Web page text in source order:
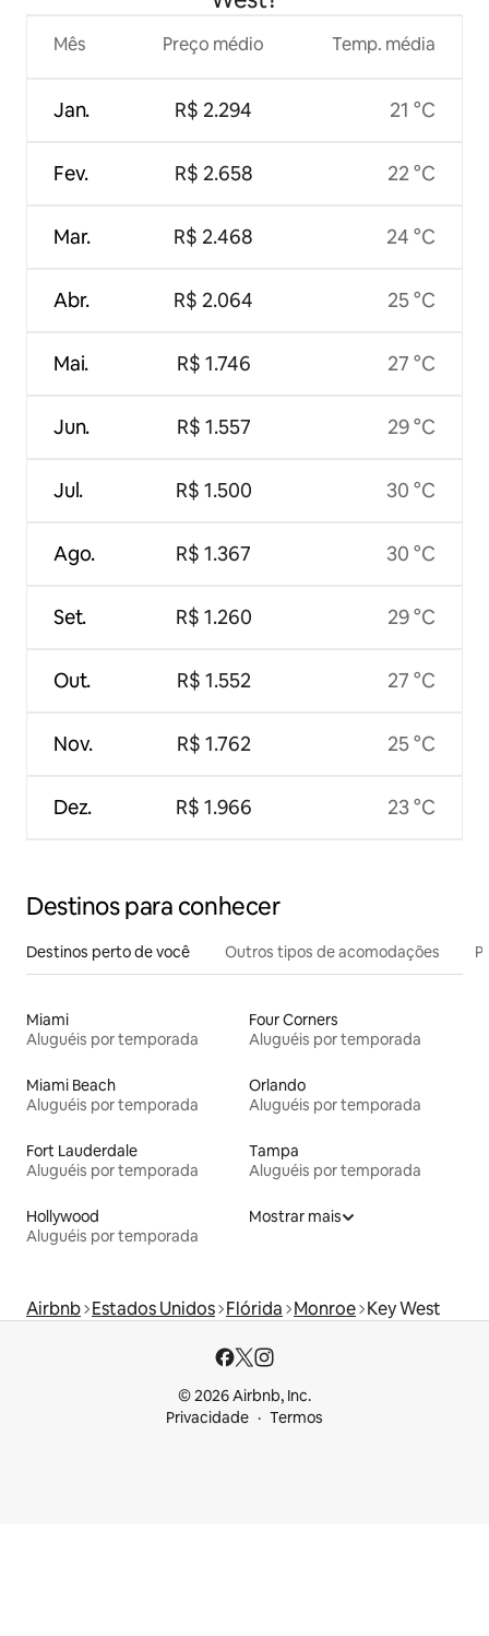
Mês
Jan.
Fev.
Mar.
Abr.
Mai.
Jun.
Jul.
Ago.
Set.
Out.
Nov.
Dez.
Preço médio
R$ 2.294
R$ 2.658
R$ 2.468
R$ 2.064
R$ 1.746
R$ 1.557
R$ 1.500
R$ 1.367
R$ 1.260
R$ 1.552
R$ 1.762
R$ 1.966
Temp. média
21 °C
22 °C
24 °C
25 °C
27 °C
29 °C
30 °C
30 °C
29 °C
27 °C
25 °C
23 °C
Destinos para conhecer
Destinos perto de você Outros tipos de acomodações
Miami
Aluguéis por temporada
Four Corners
Aluguéis por temporada
Miami Beach
Aluguéis por temporada
Orlando
Aluguéis por temporada
Fort Lauderdale
Aluguéis por temporada
Tampa
Aluguéis por temporada
Hollywood
Aluguéis por temporada
Mostrar mais
Airbnb Estados Unidos Flórida Monroe Key West
© 2026 Airbnb, Inc.
Privacidade
Termos